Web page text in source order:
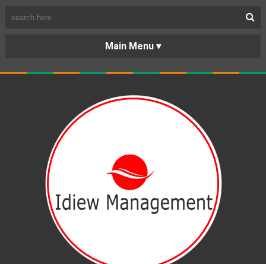
BERANDA
PORTOFOLIO
KARIR
KERJASAMA
LAYANAN